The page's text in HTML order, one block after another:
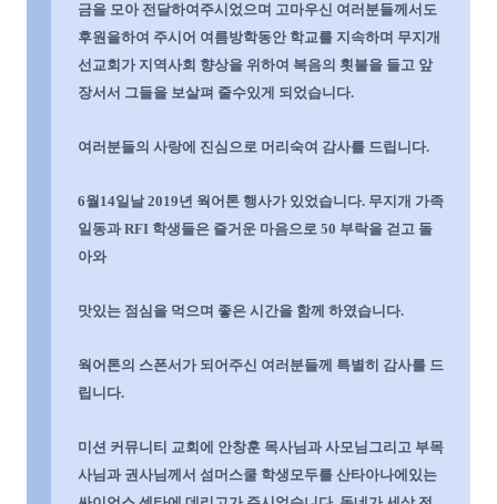
금을 모아 전달하여주시었으며 고마우신 여러분들께서도
후원을하여 주시어 여름방학동안 학교를 지속하며 무지개
선교회가 지역사회 향상을 위하여 복음의 횟불을 들고 앞
장서서 그들을 보살펴 줄수있게 되었습니다.
여러분들의 사랑에 진심으로 머리숙여 감사를 드립니다.
6월 14일날2019년 웍어톤 행사가 있었습니다. 무지개 가족
일동과RFI 학생들은 즐거운 마음으로 50 부락을 걷고 돌
아와
맛있는 점심을 먹으며 좋은 시간을 함께 하였습니다.
웍어톤의 스폰서가 되어주신 여러분들께 특별히 감사를 드
립니다.
미션 커뮤니티 교회에 안창훈 목사님과 사모님그리고 부목
사님과 권사님께서 섬머스쿨 학생모두를 산타아나에있는